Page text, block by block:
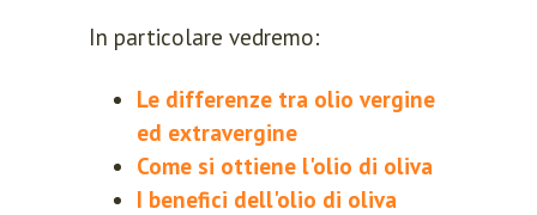
In particolare vedremo:
Le differenze tra olio vergine
ed extravergine
Come si ottiene l'olio di oliva
I benefici dell'olio di oliva